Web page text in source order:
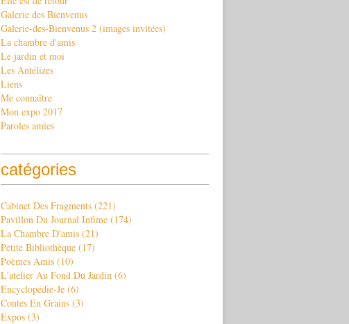
Galerie des Bienvenus
Galerie-des-Bienvenus 2 (images invitées)
La chambre d'amis
Le jardin et moi
Les Antélizes
Liens
Me connaître
Mon expo 2017
Paroles amies
catégories
Cabinet Des Fragments (221)
Pavillon Du Journal Infime (174)
La Chambre D'amis (21)
Petite Bibliothèque (17)
Poèmes Amis (10)
L'atelier Au Fond Du Jardin (6)
Encyclopédie-Je (6)
Contes En Grains (3)
Expos (3)